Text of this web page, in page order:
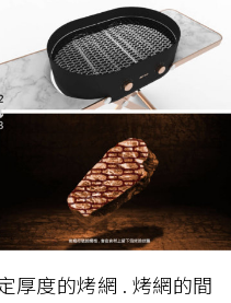
厚度的烤網 . 烤網的間